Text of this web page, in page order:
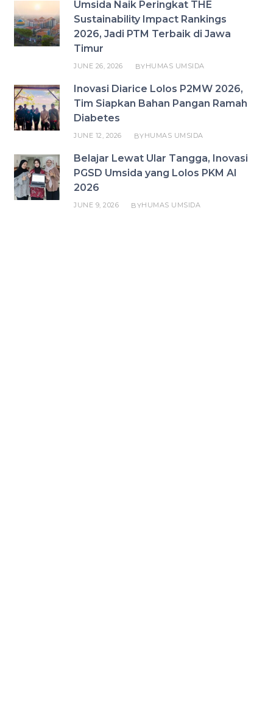
Umsida Naik Peringkat THE
Sustainability Impact Rankings
2026, Jadi PTM Terbaik di Jawa
Timur
JUNE 26, 2026 BYHUMAS UMSIDA
Inovasi Diarice Lolos P2MW 2026,
Tim Siapkan Bahan Pangan Ramah
Diabetes
JUNE 12, 2026 BYHUMAS UMSIDA
Belajar Lewat Ular Tangga, Inovasi
PGSD Umsida yang Lolos PKM AI
2026
JUNE 9, 2026 BYHUMAS UMSIDA